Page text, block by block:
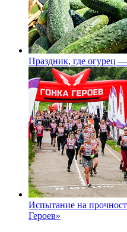
Праздник, где огурец
Испытание на
Героев»